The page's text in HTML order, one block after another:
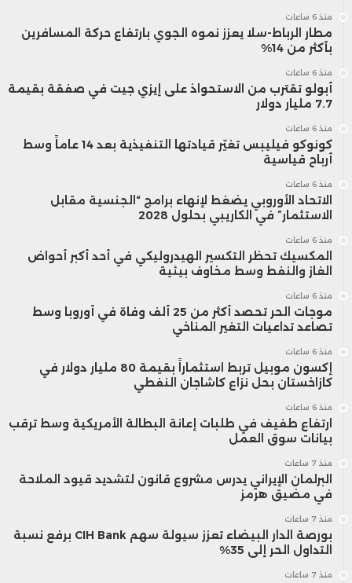
قبل الأزمة الصحية.
ومن المتوقع أن يمثل الدين الداخلي
للخزينة حوالي 52.7% من الناتج الداخلي
الإجمالي في سنة 2024، بينما سيبلغ الدين
الداخلي الإجمالي، مما يشكل 25.1% من
الدين الإجمالي للخزينة، وهذه النسب
تتماشى مع نطاق المحفظة المرجعية.
وسيستمر تفاقم الدين الخارجي المضمون
مجموعة المكتب الشريف للفوسفاط إلى
الاقتراض من أسواق السندات الدولية بقيمة
2 مليار دولار في أبريل الماضي. وبذلك،
سيرتفع الدين العمومي الإجمالي ليصل إلى
حوالي 83.1% من الناتج الداخلي الإجمالي
في سنة 2024 مقارنة بـ 82.5% في سنة
2023.
منذ 6 ساعات
مطار الرباط-سلا يعزز نموه الجوي بارتفاع حركة المسافرين
بأكثر من 14%
منذ 6 ساعات
أبولو تقترب من الاستحواذ على إيزي جيت في صفقة بقيمة
7.7 مليار دولار
منذ 6 ساعات
كونوكو فيليبس تغيّر قيادتها التنفيذية بعد 14 عاماً وسط
أرباح قياسية
منذ 6 ساعات
الاتحاد الأوروبي يضغط لإنهاء برامج “الجنسية مقابل
الاستثمار” في الكاريبي بحلول 2028
منذ 6 ساعات
المكسيك تحظر التكسير الهيدروليكي في أحد أكبر أحواض
الغاز والنفط وسط مخاوف بيئية
منذ 6 ساعات
موجات الحر تحصد أكثر من 25 ألف وفاة في أوروبا وسط
تصاعد تداعيات التغير المناخي
منذ 6 ساعات
إكسون موبيل تربط استثماراً بقيمة 80 مليار دولار في
كازاخستان بحل نزاع كاشاجان النفطي
منذ 6 ساعات
ارتفاع طفيف في طلبات إعانة البطالة الأمريكية وسط ترقب
بيانات سوق العمل
منذ 7 ساعات
البرلمان الإيراني يدرس مشروع قانون لتشديد قيود الملاحة
في مضيق هرمز
منذ 7 ساعات
بورصة الدار البيضاء تعزز سيولة سهم CIH Bank برفع نسبة
التداول الحر إلى 35%
منذ 7 ساعات